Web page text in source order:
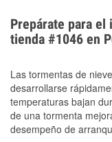
el
extremo.
anticongelante
Prepárate para el
tienda #1046 en
Las tormentas de
desarrollarse
temperaturas bajan
de una tormenta
desempeño de